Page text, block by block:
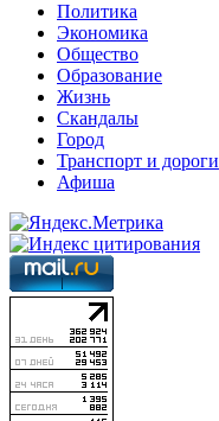
Политика
Экономика
Общество
Образование
Жизнь
Скандалы
Город
Транспорт и дороги
Афиша